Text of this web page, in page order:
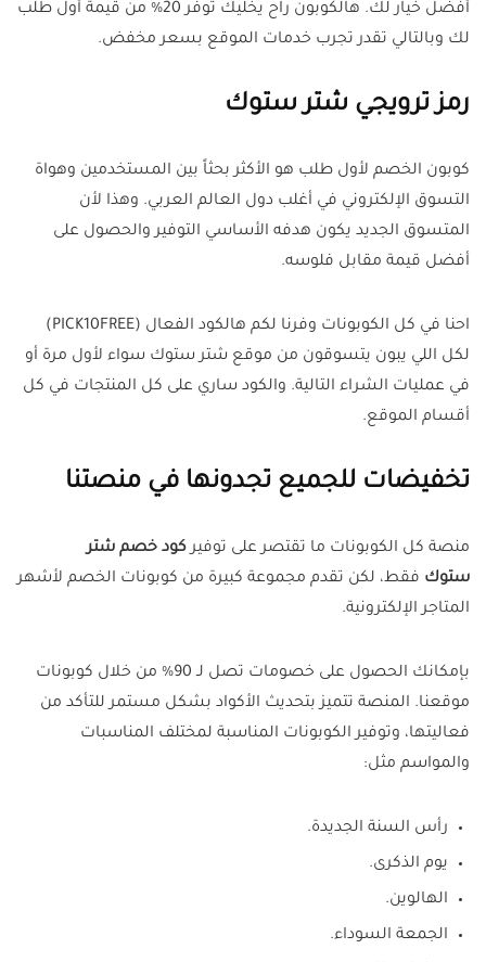
أفضل خيار لك. هالكوبون راح يخليك توفر 20% من قيمة أول طلب
لك وبالتالي تقدر تجرب خدمات الموقع بسعر مخفض.
رمز ترويجي شتر ستوك
كوبون الخصم لأول طلب هو الأكثر بحثاً بين المستخدمين وهواة
التسوق الإلكتروني في أغلب دول العالم العربي. وهذا لأن
المتسوق الجديد يكون هدفه الأساسي التوفير والحصول على
أفضل قيمة مقابل فلوسه.
احنا في كل الكوبونات وفرنا لكم هالكود الفعال (PICK10FREE)
لكل اللي يبون يتسوقون من موقع شتر ستوك سواء لأول مرة أو
في عمليات الشراء التالية. والكود ساري على كل المنتجات في كل
أقسام الموقع.
تخفيضات للجميع تجدونها في منصتنا
منصة كل الكوبونات ما تقتصر على توفيركود خصم شتر
ستوك فقط، لكن تقدم مجموعة كبيرة من كوبونات الخصم لأشهر
المتاجر الإلكترونية.
بإمكانك الحصول على خصومات تصل لـ 90% من خلال كوبونات
موقعنا. المنصة تتميز بتحديث الأكواد بشكل مستمر للتأكد من
فعاليتها، وتوفير الكوبونات المناسبة لمختلف المناسبات
والمواسم مثل:
رأس السنة الجديدة.
يوم الذكرى.
الهالوين.
الجمعة السوداء.